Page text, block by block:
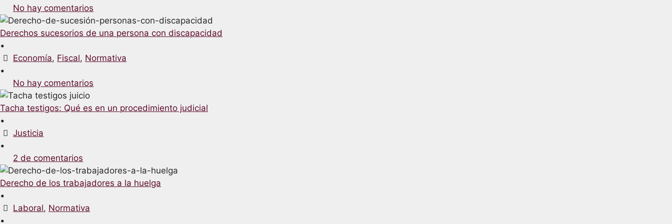
No hay comentarios
Derechos sucesorios de una persona con discapacidad
•
Economía, Fiscal, Normativa
•
No hay comentarios
Tacha testigos: Qué es en un procedimiento judicial
•
Justicia
•
2 de comentarios
Derecho de los trabajadores a la huelga
•
Laboral, Normativa
•